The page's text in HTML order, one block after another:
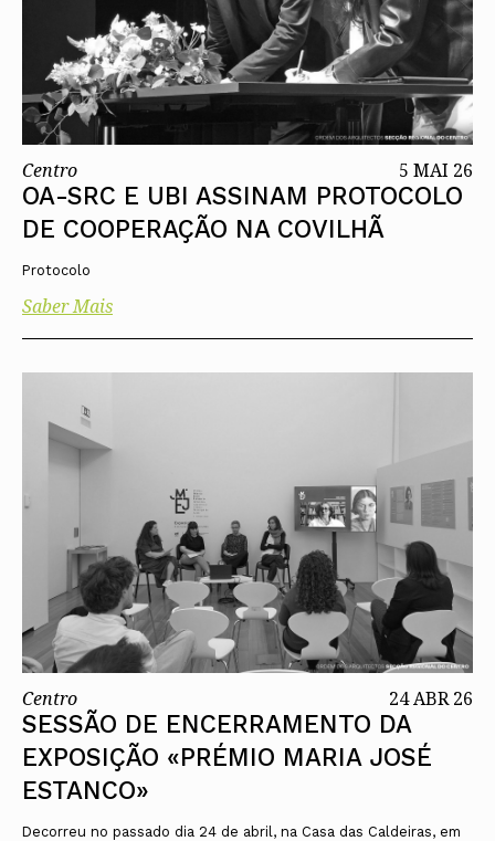
Centro 5 MAI 26
OA-SRC E UBI ASSINAM PROTOCOLO
DE COOPERAÇÃO NA COVILHÃ
Protocolo
Saber Mais
Centro 24 ABR 26
SESSÃO DE ENCERRAMENTO DA
EXPOSIÇÃO «PRÉMIO MARIA JOSÉ
ESTANCO»
Decorreu no passado dia 24 de abril, na Casa das Caldeiras, em